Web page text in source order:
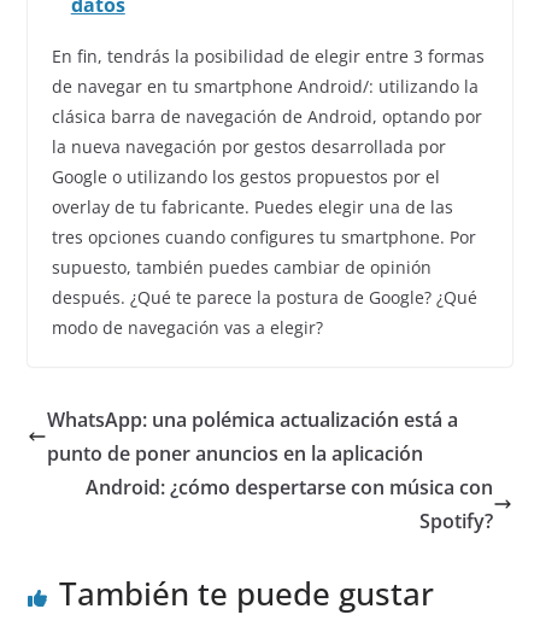
En fin, tendrás la posibilidad de elegir entre 3 formas
de navegar en tu smartphone Android/: utilizando la
clásica barra de navegación de Android, optando por
la nueva navegación por gestos desarrollada por
Google o utilizando los gestos propuestos por el
overlay de tu fabricante. Puedes elegir una de las
tres opciones cuando configures tu smartphone. Por
supuesto, también puedes cambiar de opinión
después. ¿Qué te parece la postura de Google? ¿Qué
modo de navegación vas a elegir?
WhatsApp: una polémica actualización está a
punto de poner anuncios en la aplicación
Android: ¿cómo despertarse con música con
Spotify?
También te puede gustar